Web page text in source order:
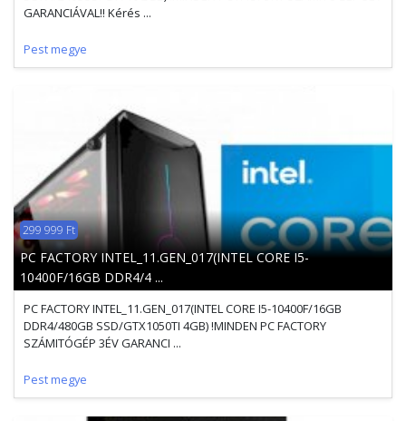
GARANCIÁVAL!! Kérés ...
Pest megye
299 999 Ft
PC FACTORY INTEL_11.GEN_017(INTEL CORE I5-
10400F/16GB DDR4/4 ...
PC FACTORY INTEL_11.GEN_017(INTEL CORE I5-10400F/16GB
DDR4/480GB SSD/GTX1050TI 4GB) !MINDEN PC FACTORY
SZÁMITÓGÉP 3ÉV GARANCI ...
Pest megye